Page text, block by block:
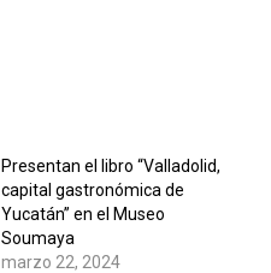
Presentan el libro “Valladolid,
capital gastronómica de
Yucatán” en el Museo
Soumaya
marzo 22, 2024